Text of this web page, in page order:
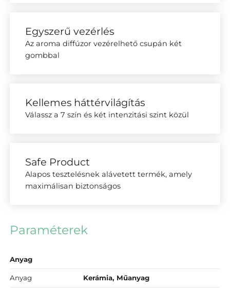
Egyszerű vezérlés
Az aroma diffúzor vezérelhető csupán két
gombbal
Kellemes háttérvilágítás
Válassz a 7 szín és két intenzitási szint közül
Safe Product
Alapos tesztelésnek alávetett termék, amely
maximálisan biztonságos
Paraméterek
Anyag
Anyag Kerámia, Műanyag